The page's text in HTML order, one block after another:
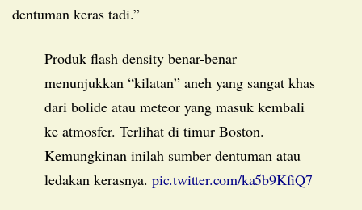
dentuman keras tadi.”
Produk flash density benar-benar
menunjukkan “kilatan” aneh yang sangat khas
dari bolide atau meteor yang masuk kembali
ke atmosfer. Terlihat di timur Boston.
Kemungkinan inilah sumber dentuman atau
ledakan kerasnya. pic.twitter.com/ka5b9KfiQ7